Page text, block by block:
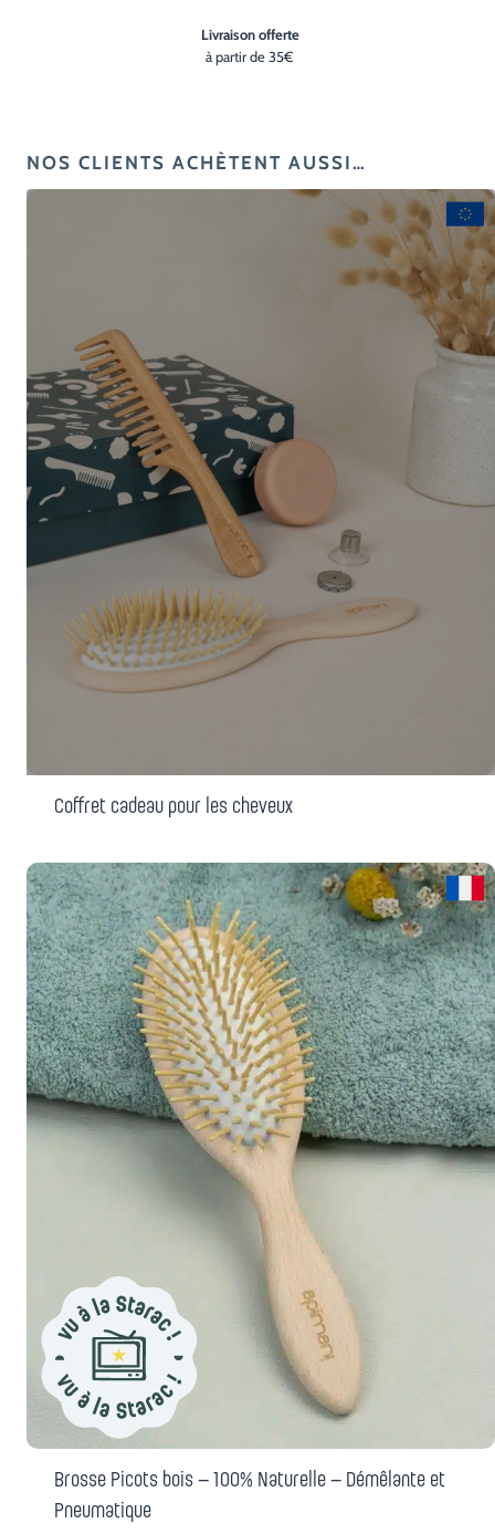
Livraison offerte
à partir de 35€
NOS CLIENTS ACHÈTENT AUSSI…
Coffret cadeau pour les cheveux
Brosse Picots bois – 100% Naturelle – Démêlante et
Pneumatique